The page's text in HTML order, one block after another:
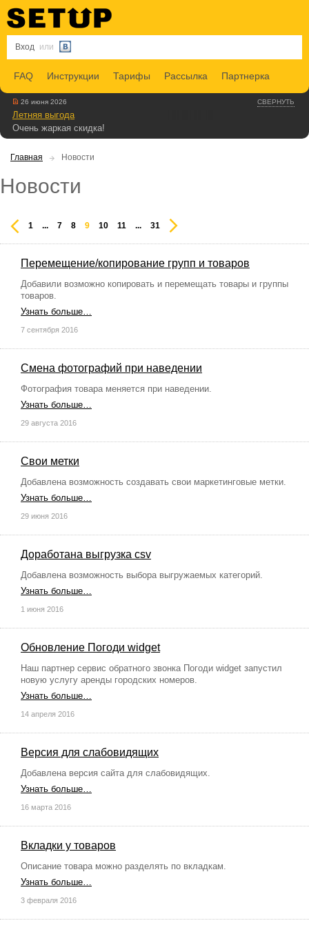
Вход или
FAQ Инструкции Тарифы Рассылка Партнерка
СВЕРНУТЬ
26 июня 2026
Летняя выгода
Очень жаркая скидка!
Главная Новости
Новости
1 ... 7 8 9 10 11 ... 31
Перемещение/копирование групп и товаров
Добавили возможно копировать и перемещать товары и группы
товаров.
Узнать больше…
7 сентября 2016
Смена фотографий при наведении
Фотография товара меняется при наведении.
Узнать больше…
29 августа 2016
Свои метки
Добавлена возможность создавать свои маркетинговые метки.
Узнать больше…
29 июня 2016
Доработана выгрузка csv
Добавлена возможность выбора выгружаемых категорий.
Узнать больше…
1 июня 2016
Обновление Погоди widget
Наш партнер сервис обратного звонка Погоди widget запустил
новую услугу аренды городских номеров.
Узнать больше…
14 апреля 2016
Версия для слабовидящих
Добавлена версия сайта для слабовидящих.
Узнать больше…
16 марта 2016
Вкладки у товаров
Описание товара можно разделять по вкладкам.
Узнать больше…
3 февраля 2016